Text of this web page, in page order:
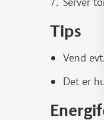
Tips
Vend
Det er